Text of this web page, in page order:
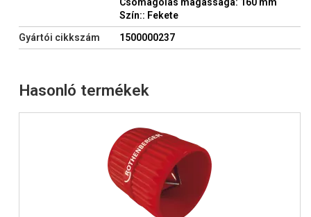
Szín:: Fekete
Gyártói cikkszám
1500000237
Hasonló termékek